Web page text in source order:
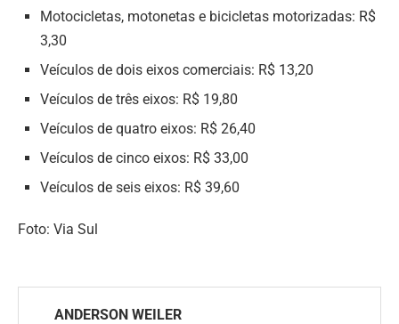
Motocicletas, motonetas e bicicletas motorizadas: R$
3,30
Veículos de dois eixos comerciais: R$ 13,20
Veículos de três eixos: R$ 19,80
Veículos de quatro eixos: R$ 26,40
Veículos de cinco eixos: R$ 33,00
Veículos de seis eixos: R$ 39,60
Foto: Via Sul
ANDERSON WEILER